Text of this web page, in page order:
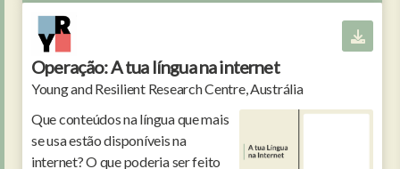
Operação: A tua língua na internet
Young and Resilient Research Centre, Austrália
Que conteúdos na língua que mais
se usa estão disponíveis na
internet? O que poderia ser feito